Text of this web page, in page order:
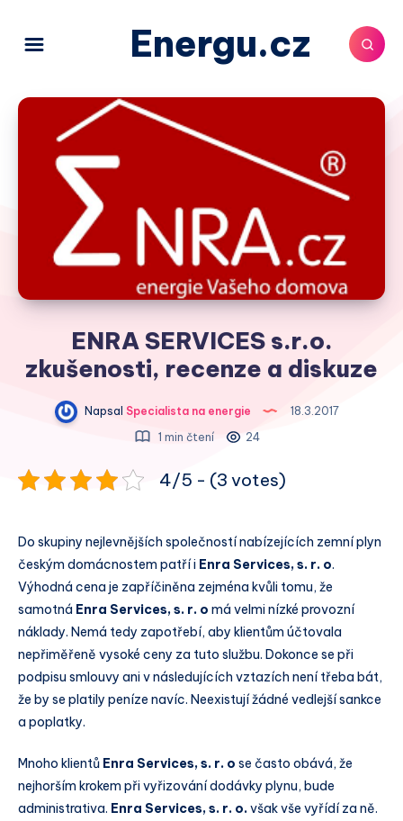
Energu.cz
ENRA SERVICES s.r.o.
zkušenosti, recenze a diskuze
Napsal Specialista na energie
18.3.2017
1 min čtení
24
4/5 - (3 votes)
Do skupiny nejlevnějších společností nabízejících zemní plyn
českým domácnostem patří i Enra Services, s. r. o.
Výhodná cena je zapříčiněna zejména kvůli tomu, že
samotná Enra Services, s. r. o má velmi nízké provozní
náklady. Nemá tedy zapotřebí, aby klientům účtovala
nepřiměřeně vysoké ceny za tuto službu. Dokonce se při
podpisu smlouvy ani v následujících vztazích není třeba bát,
že by se platily peníze navíc. Neexistují žádné vedlejší sankce
a poplatky.
Mnoho klientů Enra Services, s. r. o se často obává, že
nejhorším krokem při vyřizování dodávky plynu, bude
administrativa. Enra Services, s. r. o.však vše vyřídí za ně.